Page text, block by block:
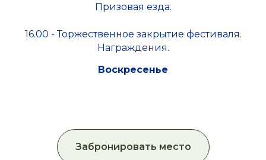
Призовая езда.
16.00 - Торжественное закрытие фестиваля.
Награждения.
Воскресенье
Забронировать место